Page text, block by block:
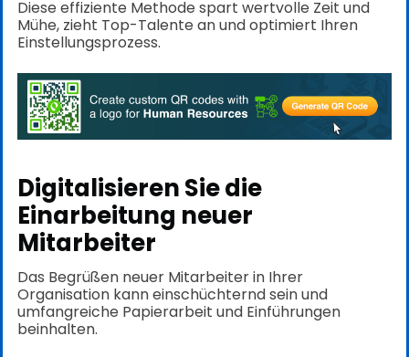
Diese effiziente Methode spart wertvolle Zeit und
Mühe, zieht Top-Talente an und optimiert Ihren
Einstellungsprozess.
Digitalisieren Sie die
Einarbeitung neuer
Mitarbeiter
Das Begrüßen neuer Mitarbeiter in Ihrer
Organisation kann einschüchternd sein und
umfangreiche Papierarbeit und Einführungen
beinhalten.